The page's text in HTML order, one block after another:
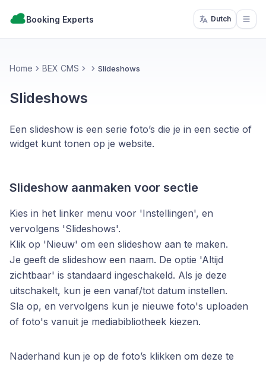
Booking Experts Dutch
Home BEX CMS Slideshows
Slideshows
Een slideshow is een serie foto’s die je in een sectie of
widget kunt tonen op je website.
Slideshow aanmaken voor sectie
Kies in het linker menu voor 'Instellingen', en
vervolgens 'Slideshows'.
Klik op 'Nieuw' om een slideshow aan te maken.
Je geeft de slideshow een naam. De optie 'Altijd
zichtbaar' is standaard ingeschakeld. Als je deze
uitschakelt, kun je een vanaf/tot datum instellen.
Sla op, en vervolgens kun je nieuwe foto's uploaden
of foto's vanuit je mediabibliotheek kiezen.
Naderhand kun je op de foto’s klikken om deze te